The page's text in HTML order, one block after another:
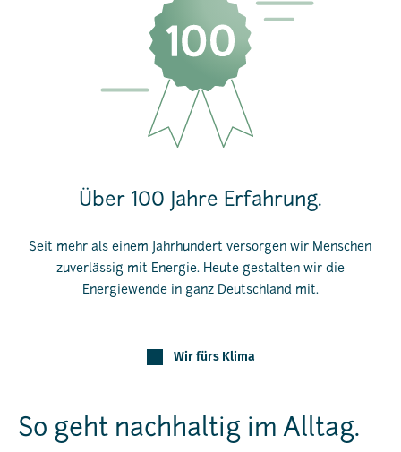
Über 100 Jahre Erfahrung.
Seit mehr als einem Jahrhundert versorgen wir Menschen
zuverlässig mit Energie. Heute gestalten wir die
Energiewende in ganz Deutschland mit.
Wir fürs Klima
So geht nachhaltig im Alltag.